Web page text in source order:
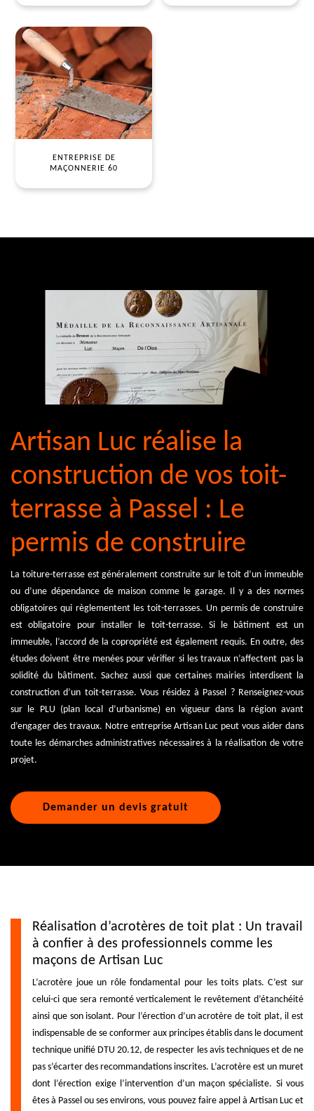
ENTREPRISE DE
MAÇONNERIE 60
Artisan Luc réalise la
construction de vos toit-
terrasse à Passel : Le
permis de construire
La toiture-terrasse est généralement construite sur le toit d’un immeuble
ou d’une dépendance de maison comme le garage. Il y a des normes
obligatoires qui règlementent les toit-terrasses. Un permis de construire
est obligatoire pour installer le toit-terrasse. Si le bâtiment est un
immeuble, l’accord de la copropriété est également requis. En outre, des
études doivent être menées pour vérifier si les travaux n’affectent pas la
solidité du bâtiment. Sachez aussi que certaines mairies interdisent la
construction d’un toit-terrasse. Vous résidez à Passel ? Renseignez-vous
sur le PLU (plan local d’urbanisme) en vigueur dans la région avant
d’engager des travaux. Notre entreprise Artisan Luc peut vous aider dans
toute les démarches administratives nécessaires à la réalisation de votre
projet.
Demander un devis gratuit
Réalisation d’acrotères de toit plat : Un travail
à confier à des professionnels comme les
maçons de Artisan Luc
L’acrotère joue un rôle fondamental pour les toits plats. C’est sur
celui-ci que sera remonté verticalement le revêtement d’étanchéité
ainsi que son isolant. Pour l’érection d’un acrotère de toit plat, il est
indispensable de se conformer aux principes établis dans le document
technique unifié DTU 20.12, de respecter les avis techniques et de ne
pas s’écarter des recommandations inscrites. L’acrotère est un muret
dont l’érection exige l’intervention d’un maçon spécialiste. Si vous
êtes à Passel ou ses environs, vous pouvez faire appel à Artisan Luc et